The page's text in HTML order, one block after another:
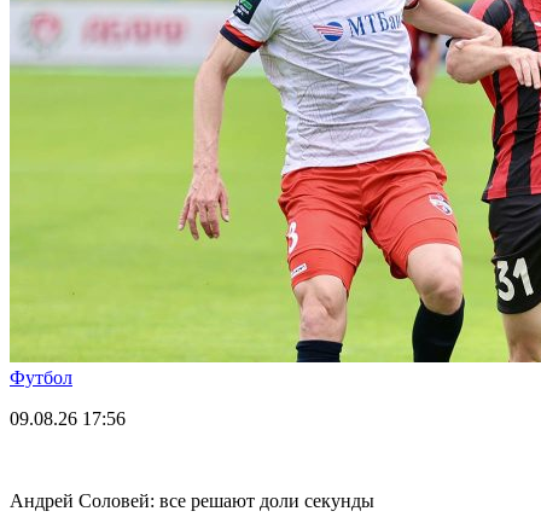
Футбол
09.08.26 17:56
Андрей Соловей: все решают доли секунды